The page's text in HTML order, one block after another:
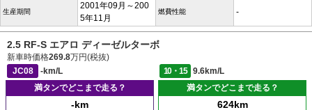
生産期間
2001年09月～200
5年11月
燃費性能 -
2.5 RF-S エアロ ディーゼルターボ
新車時価格269.8万円(税抜)
JC08
-km/L 10・15
9.6km/L
満タンでどこまで走る？
-km
満タンでどこまで走る？
624km